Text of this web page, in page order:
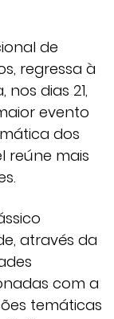
de
regressa à
nos dias 21,
evento
dos
reúne mais
através da
com a
temáticas